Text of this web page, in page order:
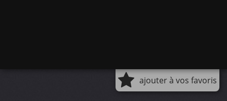
ajouter à vos favoris